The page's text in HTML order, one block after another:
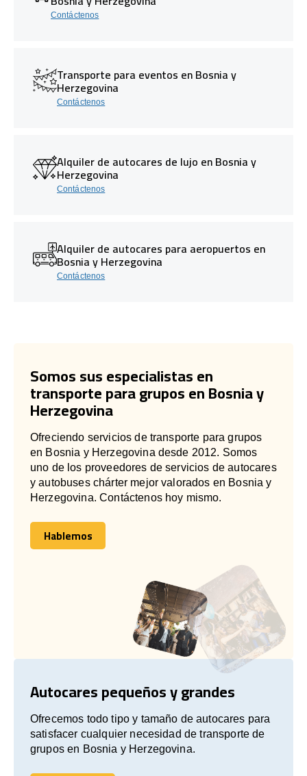
Contáctenos
Transporte para eventos en Bosnia y
Herzegovina
Contáctenos
Alquiler de autocares de lujo en Bosnia y
Herzegovina
Contáctenos
Alquiler de autocares para aeropuertos en
Bosnia y Herzegovina
Contáctenos
Somos sus especialistas en
transporte para grupos en Bosnia y
Herzegovina
Ofreciendo servicios de transporte para grupos
en Bosnia y Herzegovina desde 2012. Somos
uno de los proveedores de servicios de autocares
y autobuses chárter mejor valorados en Bosnia y
Herzegovina. Contáctenos hoy mismo.
Hablemos
Hablemos
Autocares pequeños y grandes
Ofrecemos todo tipo y tamaño de autocares para
satisfacer cualquier necesidad de transporte de
grupos en Bosnia y Herzegovina.